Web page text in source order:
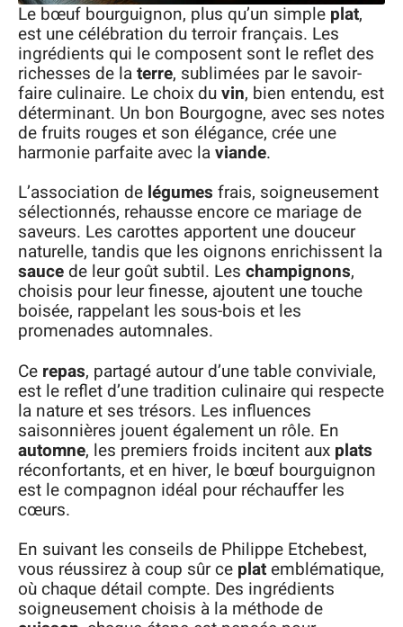
Le bœuf bourguignon, plus qu’un simple plat,
est une célébration du terroir français. Les
ingrédients qui le composent sont le reflet des
richesses de laterre, sublimées par le savoir-
faire culinaire. Le choix duvin, bien entendu, est
déterminant. Un bon Bourgogne, avec ses notes
de fruits rouges et son élégance, crée une
harmonie parfaite avec laviande.
L’association de légumes frais, soigneusement
sélectionnés, rehausse encore ce mariage de
saveurs. Les carottes apportent une douceur
naturelle, tandis que les oignons enrichissent la
sauce de leur goût subtil. Les champignons,
choisis pour leur finesse, ajoutent une touche
boisée, rappelant les sous-bois et les
promenades automnales.
Ce repas, partagé autour d’une table conviviale,
est le reflet d’une tradition culinaire qui respecte
la nature et ses trésors. Les influences
saisonnières jouent également un rôle. En
automne, les premiers froids incitent aux plats
réconfortants, et en hiver, le bœuf bourguignon
est le compagnon idéal pour réchauffer les
cœurs.
En suivant les conseils de Philippe Etchebest,
vous réussirez à coup sûr ce platemblématique,
où chaque détail compte. Des ingrédients
soigneusement choisis à la méthode de